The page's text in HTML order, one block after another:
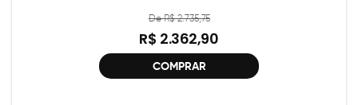
De R$ 2.735,75
R$ 2.362,90
COMPRAR